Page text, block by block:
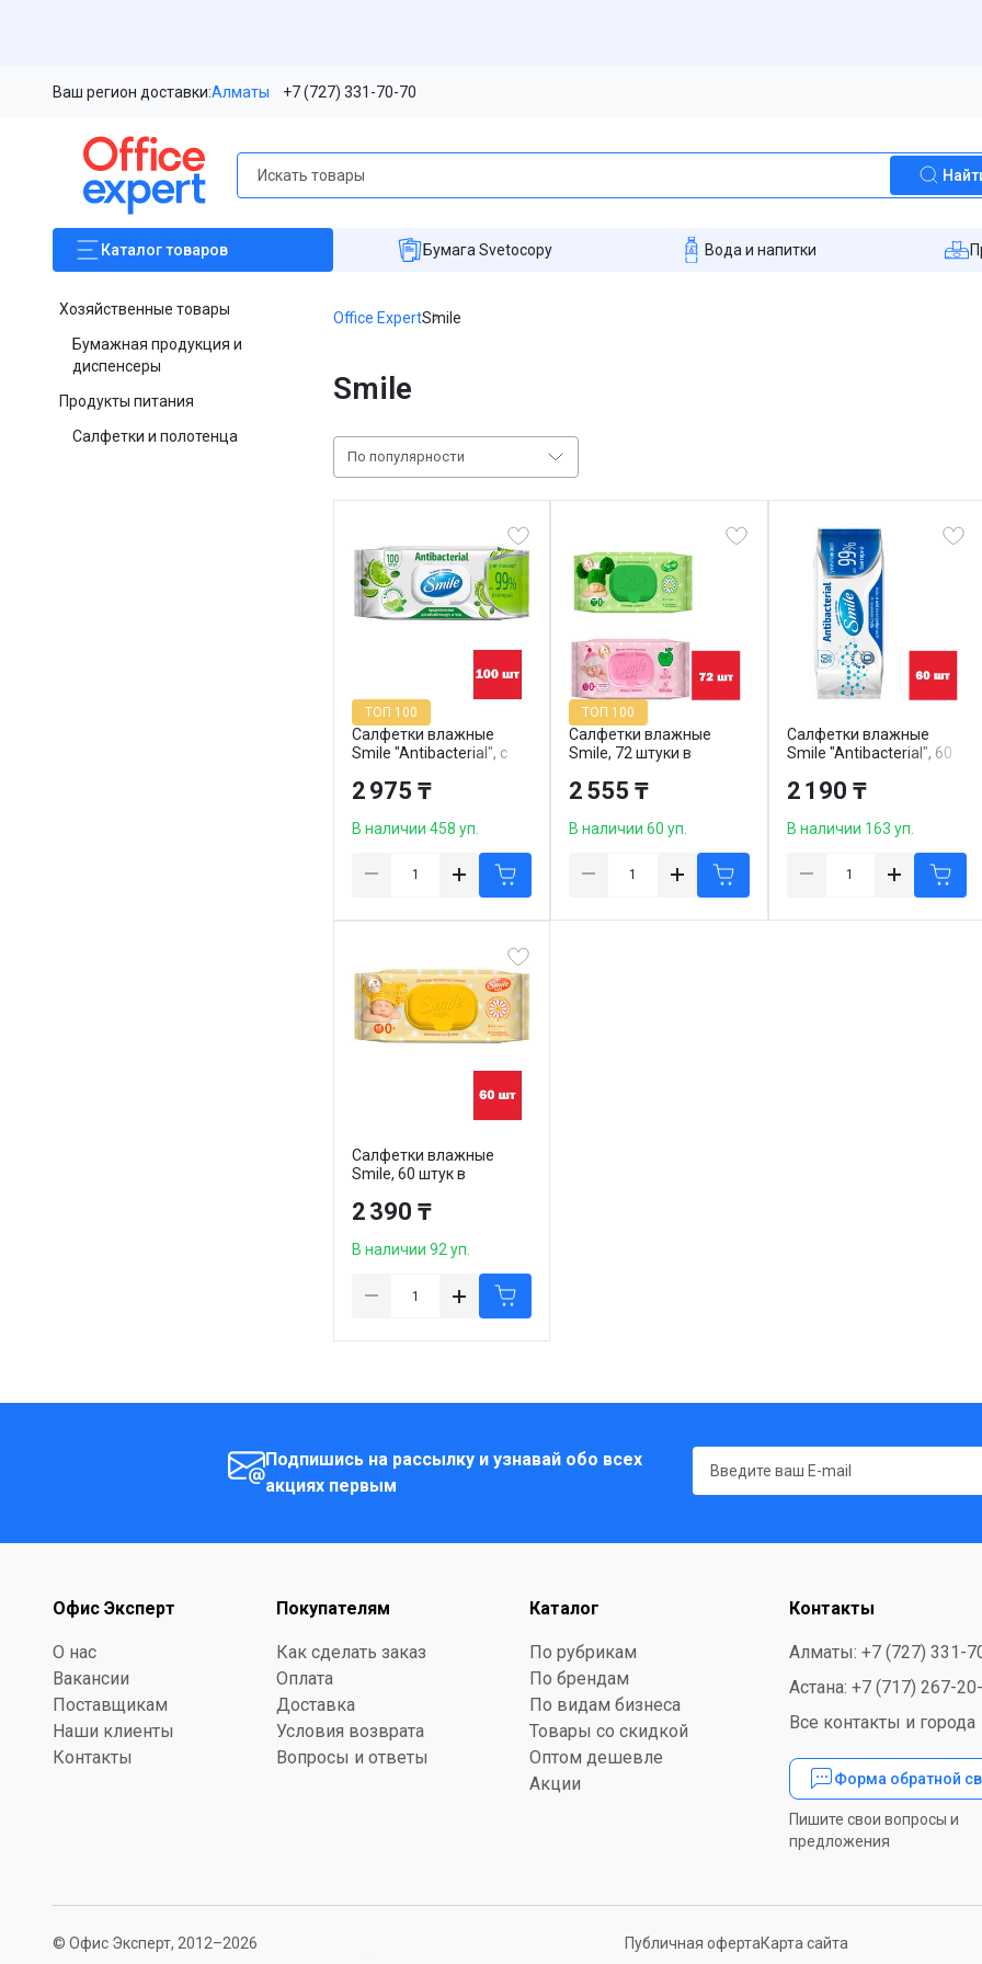
Ваш регион доставки:Алматы +7 (727) 331-70-70
Каталогтоваров Бумага Svetocopy Вода и напитки
Хозяйственные товары
Бумажная продукция и
диспенсеры
Продукты питания
Салфетки и полотенца
Office ExpertSmile
Smile
По популярности
Салфетки влажные
Smile "Antibacterial", с
упаковке
ТОП 100
2 975 ₸
В наличии 458 уп.
Салфетки влажные
Smile, 72 штуки в
ТОП 100
2 555 ₸
В наличии 60 уп.
Салфетки влажные
Smile "Antibacterial", 60
2 190 ₸
В наличии 163 уп.
Салфетки влажные
Smile, 60 штук в
2 390 ₸
В наличии 92 уп.
Подпишись на рассылку и узнавай обо всех
акциях первым
Офис Эксперт
О нас
Вакансии
Поставщикам
Наши клиенты
Контакты
Покупателям
Как сделать заказ
Оплата
Доставка
Условия возврата
Вопросы и ответы
Каталог
По рубрикам
По брендам
По видам бизнеса
Товары со скидкой
Оптом дешевле
Акции
Контакты
Алматы: +7 (727) 331-
Астана: +7 (717) 267-
Все контакты и города
Форма обратной
Пишите свои вопросы и
предложения
© Офис Эксперт, 2012–2026 Публичная офертаКарта сайта